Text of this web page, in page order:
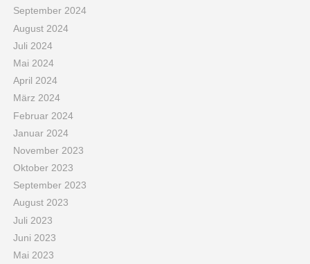
September 2024
August 2024
Juli 2024
Mai 2024
April 2024
März 2024
Februar 2024
Januar 2024
November 2023
Oktober 2023
September 2023
August 2023
Juli 2023
Juni 2023
Mai 2023